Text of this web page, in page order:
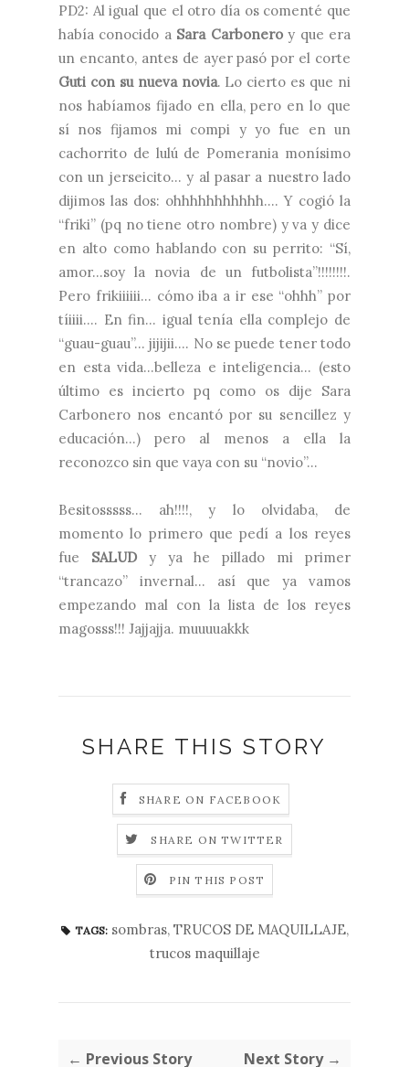
PD2: Al igual que el otro día os comenté que
había conocido a Sara Carboneroy que era
un encanto, antes de ayer pasó por el corte
Guti con su nueva novia. Lo cierto es que ni
nos habíamos fijado en ella, pero en lo que
sí nos fijamos mi compi y yo fue en un
cachorrito de lulú de Pomerania monísimo
con un jerseicito… y al pasar a nuestro lado
dijimos las dos: ohhhhhhhhhhh…. Y cogió la
“friki” (pq no tiene otro nombre) y va y dice
en alto como hablando con su perrito: “Sí,
amor…soy la novia de un futbolista”!!!!!!!!.
Pero frikiiiiii… cómo iba a ir ese “ohhh” por
tíiiii…. En fin… igual tenía ella complejo de
“guau-guau”… jijijii…. No se puede tener todo
en esta vida…belleza e inteligencia… (esto
último es incierto pq como os dije Sara
Carbonero nos encantó por su sencillez y
educación…) pero al menos a ella la
reconozco sin que vaya con su “novio”…
Besitosssss… ah!!!!, y lo olvidaba, de
momento lo primero que pedí a los reyes
fue SALUDy ya he pillado mi primer
“trancazo” invernal… así que ya vamos
empezando mal con la lista de los reyes
magosss!!! Jajjajja. muuuuakkk
SHARE THIS STORY
SHARE ON FACEBOOK
SHARE ON TWITTER
PIN THIS POST
TAGS: sombras, TRUCOS DE MAQUILLAJE,
trucos maquillaje
← Previous Story Next Story →